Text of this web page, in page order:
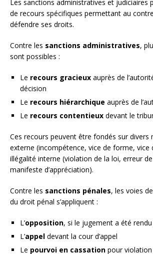
Les sanctions administratives et judiciaires
de recours spécifiques permettant au
défendre ses droits.
Contre les sanctions administratives,
sont possibles :
Le recours gracieux auprès de
décision
Le recours hiérarchique auprès de
Le recours contentieux devant le
Ces recours peuvent être fondés sur divers
externe (incompétence, vice de forme, vice
illégalité interne (violation de la loi, erreur
manifeste d’appréciation).
Contre les sanctions pénales, les voies
du droit pénal s’appliquent :
L’opposition, si le jugement a été
L’appel devant la cour d’appel
Le pourvoi en cassation pour